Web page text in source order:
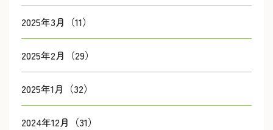
2025年3月（11）
2025年2月（29）
2025年1月（32）
2024年12月（31）